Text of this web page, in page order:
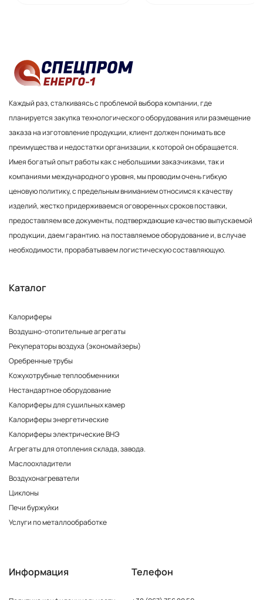
Каждый раз, сталкиваясь с проблемой выбора компании, где
планируется закупка технологического оборудования или размещение
заказа на изготовление продукции, клиент должен понимать все
преимущества и недостатки организации, к которой он обращается.
Имея богатый опыт работы как с небольшими заказчиками, так и
компаниями международного уровня, мы проводим очень гибкую
ценовую политику, с предельным вниманием относимся к качеству
изделий, жестко придерживаемся оговоренных сроков поставки,
предоставляем все документы, подтверждающие качество выпускаемой
продукции, даем гарантию. на поставляемое оборудование и, в случае
необходимости, прорабатываем логистическую составляющую.
Каталог
Калориферы
Воздушно-отопительные агрегаты
Рекуператоры воздуха (экономайзеры)
Оребренные трубы
Кожухотрубные теплообменники
Нестандартное оборудование
Калориферы для сушильных камер
Калориферы энергетические
Калориферы электрические ВНЭ
Агрегаты для отопления склада, завода.
Маслоохладители
Воздухонагреватели
Циклоны
Печи буржуйки
Услуги по металлообработке
Информация Телефон